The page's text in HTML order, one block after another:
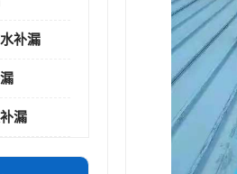
补漏
漏